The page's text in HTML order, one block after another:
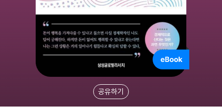
공유하기